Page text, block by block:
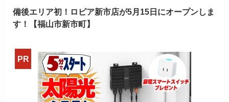
備後エリア初！ロピア新市店が5月15日にオープンしま
す！【福山市新市町】